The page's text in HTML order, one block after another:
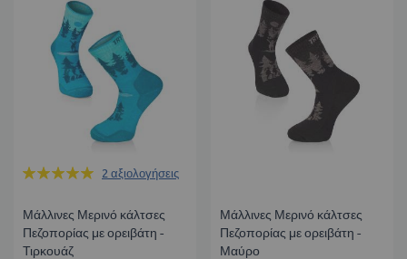
Βαθμολογία:
2 αξιολογήσεις
Μάλλινες Μερινό κάλτσες
Πεζοπορίας με ορειβάτη -
Τιρκουάζ
Μάλλινες Μερινό κάλτσες
Πεζοπορίας με ορειβάτη -
Μαύρο